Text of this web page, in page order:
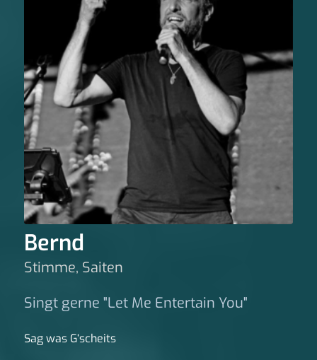
Bernd
Stimme, Saiten
Singt gerne "Let Me Entertain You"
Sag was G‘scheits